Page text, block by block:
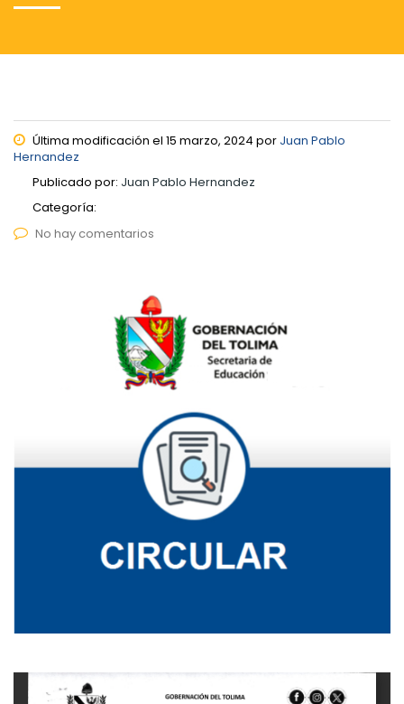
Última modificación el 15 marzo, 2024 por Juan Pablo
Hernandez
Publicado por: Juan Pablo Hernandez
Categoría:
No hay comentarios